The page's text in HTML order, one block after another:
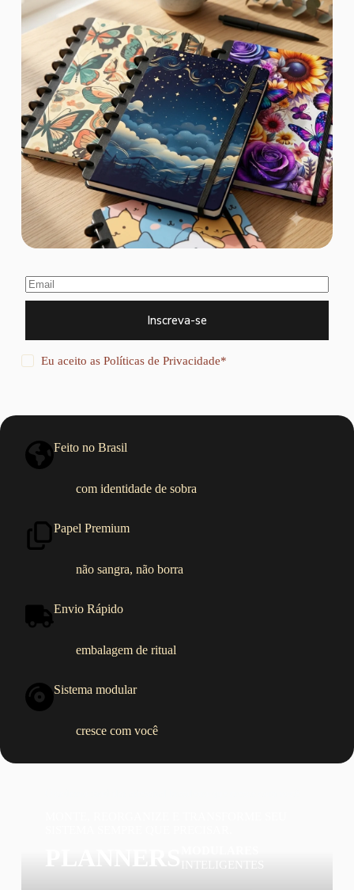
Inscreva-se
Eu aceito asPolíticas de Privacidade*
Feito no Brasil
com identidade de sobra
Papel Premium
não sangra, não borra
Envio Rápido
embalagem de ritual
Sistema modular
cresce com você